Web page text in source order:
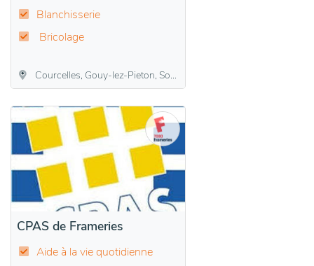
Blanchisserie
Bricolage
Courcelles, Gouy-lez-Pieton, Souvret, Trazegnies
CPAS de Frameries
Aide à la vie quotidienne